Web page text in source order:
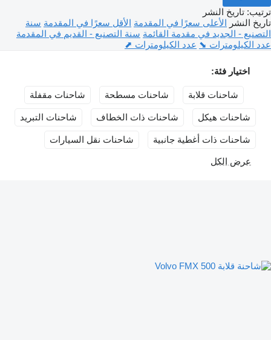
ترتيب: تاريخ النشر
تاريخ النشر الأعلى سعرًا في المقدمة الأقل سعرًا في المقدمة سنة
التصنيع - الجديد في مقدمة القائمة سنة التصنيع - القديم في المقدمة
عدد الكيلومترات ⬊ عدد الكيلومترات ⬈
اختيار فئة:
شاحنات قلابة شاحنات مسطحة شاحنات مقفلة
شاحنات هيكل شاحنات ذات الخطاف شاحنات التبريد
شاحنات ذات أغطية جانبية شاحنات نقل السيارات
عرض الكل